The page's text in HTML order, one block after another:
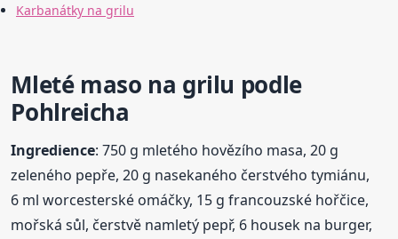
Karbanátky na grilu
Mleté maso na grilu podle
Pohlreicha
Ingredience: 750 g mletého hovězího masa, 20 g
zeleného pepře, 20 g nasekaného čerstvého tymiánu,
6 ml worcesterské omáčky, 15 g francouzské hořčice,
mořská sůl, čerstvě namletý pepř, 6 housek na burger,